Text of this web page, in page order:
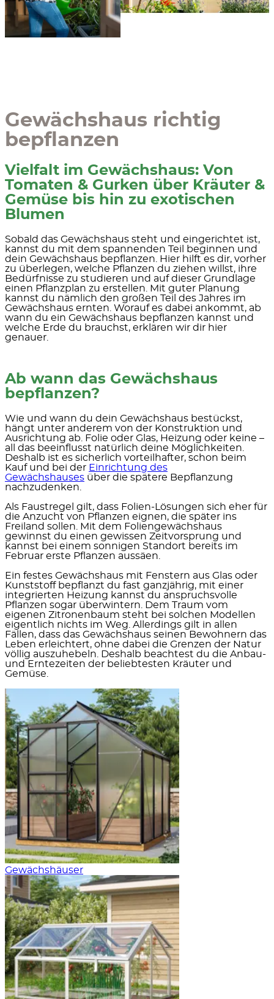
Gewächshaus richtig
bepflanzen
Vielfalt im Gewächshaus: Von
Tomaten & Gurken über Kräuter &
Gemüse bis hin zu exotischen
Blumen
Sobald das Gewächshaus steht und eingerichtet ist,
kannst du mit dem spannenden Teil beginnen und
dein Gewächshaus bepflanzen. Hier hilft es dir, vorher
zu überlegen, welche Pflanzen du ziehen willst, ihre
Bedürfnisse zu studieren und auf dieser Grundlage
einen Pflanzplan zu erstellen. Mit guter Planung
kannst du nämlich den großen Teil des Jahres im
Gewächshaus ernten. Worauf es dabei ankommt, ab
wann du ein Gewächshaus bepflanzen kannst und
welche Erde du brauchst, erklären wir dir hier
genauer.
Ab wann das Gewächshaus
bepflanzen?
Wie und wann du dein Gewächshaus bestückst,
hängt unter anderem von der Konstruktion und
Ausrichtung ab. Folie oder Glas, Heizung oder keine –
all das beeinflusst natürlich deine Möglichkeiten.
Deshalb ist es sicherlich vorteilhafter, schon beim
Kauf und bei der Einrichtung des
Gewächshauses über die spätere Bepflanzung
nachzudenken.
Als Faustregel gilt, dass Folien-Lösungen sich eher für
die Anzucht von Pflanzen eignen, die später ins
Freiland sollen. Mit dem Foliengewächshaus
gewinnst du einen gewissen Zeitvorsprung und
kannst bei einem sonnigen Standort bereits im
Februar erste Pflanzen aussäen.
Ein festes Gewächshaus mit Fenstern aus Glas oder
Kunststoff bepflanzt du fast ganzjährig, mit einer
integrierten Heizung kannst du anspruchsvolle
Pflanzen sogar überwintern. Dem Traum vom
eigenen Zitronenbaum steht bei solchen Modellen
eigentlich nichts im Weg. Allerdings gilt in allen
Fällen, dass das Gewächshaus seinen Bewohnern das
Leben erleichtert, ohne dabei die Grenzen der Natur
völlig auszuhebeln. Deshalb beachtest du die Anbau-
und Erntezeiten der beliebtesten Kräuter und
Gemüse.
Gewächshäuser